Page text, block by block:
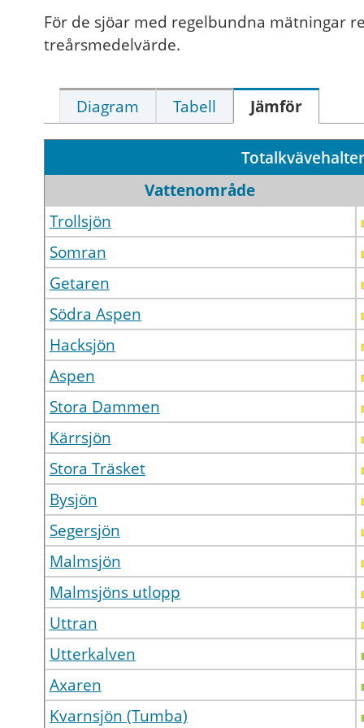
För de sjöar med regelbundna mätningar
treårsmedelvärde.
Diagram Tabell Jämför
Vattenområde
Trollsjön
Somran
Getaren
Södra Aspen
Hacksjön
Aspen
Stora Dammen
Kärrsjön
Stora Träsket
Bysjön
Segersjön
Malmsjön
Malmsjöns utlopp
Uttran
Utterkalven
Axaren
Kvarnsjön (Tumba)